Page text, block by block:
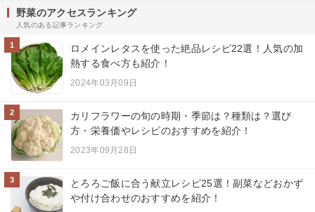
野菜のアクセスランキング
人気のある記事ランキング
1
ロメインレタスを使った絶品レシピ22選！人気の加
熱する食べ方も紹介！
2024年03月09日
2
カリフラワーの旬の時期・季節は？種類は？選び
方・栄養価やレシピのおすすめを紹介！
2023年09月28日
3
とろろご飯に合う献立レシピ25選！副菜などおかず
や付け合わせのおすすめを紹介！